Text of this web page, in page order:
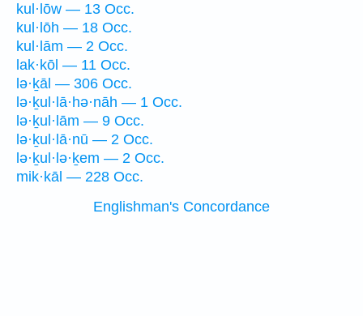
kul·lōw — 13 Occ.
kul·lōh — 18 Occ.
kul·lām — 2 Occ.
lak·kōl — 11 Occ.
lə·ḵāl — 306 Occ.
lə·ḵul·lā·hə·nāh — 1 Occ.
lə·ḵul·lām — 9 Occ.
lə·ḵul·lā·nū — 2 Occ.
lə·ḵul·lə·ḵem — 2 Occ.
mik·kāl — 228 Occ.
Englishman's Concordance